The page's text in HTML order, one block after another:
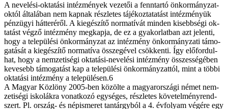
A ne­ve­lé­si-ok­ta­tá­si in­téz­mé­nyek ve­ze­tői a fenn­tar­tó ön­kor­mány­zat­
ok­tól ál­ta­lá­ban nem kap­nak rész­le­tes tá­jé­koz­ta­ta­tást in­téz­mé­nyük
pénz­ügyi hát­te­ré­ről. A ki­egé­szí­tő nor­ma­tí­vát min­den ki­sebb­sé­gi ok­
ta­tást vég­ző in­téz­mény meg­kap­ja, de ez a gya­kor­lat­ban azt je­len­ti,
hogy a te­le­pü­lé­si ön­kor­mány­zat az in­téz­mény ön­kor­mány­za­ti tá­mo­
ga­tá­sát a ki­egé­szí­tő nor­ma­tí­va ös­­sze­gé­vel csök­ken­ti. Így elő­for­dul­
hat, hogy a nem­ze­ti­sé­gi ok­ta­tá­si-ne­ve­lé­si in­téz­mény ös­­szes­sé­gé­ben
ke­ve­sebb tá­mo­ga­tást kap a te­le­pü­lé­si ön­kor­mány­zat­tól, mint a töb­bi
ok­ta­tá­si in­téz­mény a településen.6
A Ma­gyar Köz­löny 2005-ben kö­zöl­te a ma­gyar­or­szá­gi né­met nem­
ze­ti­sé­gi is­ko­lák­ra vo­nat­ko­zó egy­sé­ges, rész­le­tes kö­ve­tel­mény­rend­
szert. Pl. or­szág- és nép­is­me­ret tan­tárgy­ból a 4. év­fo­lyam vé­gé­re egy